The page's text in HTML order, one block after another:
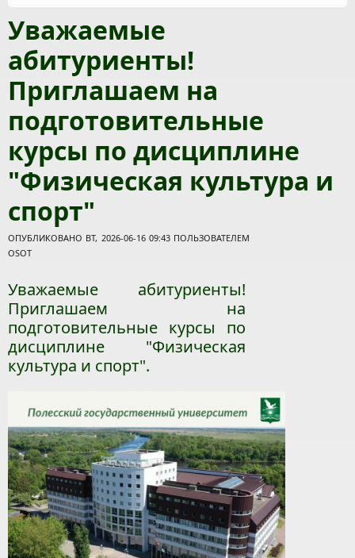
Уважаемые
абитуриенты!
Приглашаем на
подготовительные
курсы по дисциплине
"Физическая культура и
спорт"
ОПУБЛИКОВАНО ВТ, 2026-06-16 09:43 ПОЛЬЗОВАТЕЛЕМ
OSOT
Уважаемые абитуриенты!
Приглашаем на
подготовительные курсы по
дисциплине "Физическая
культура и спорт".